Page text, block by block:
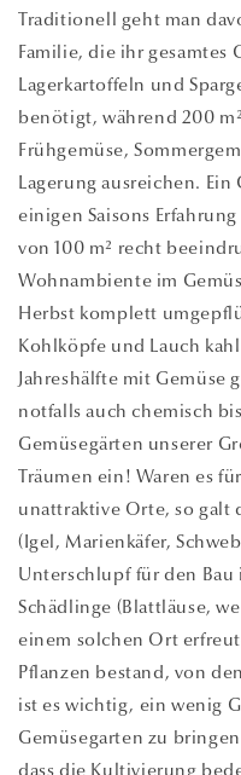
Traditionell geht man
Familie, die ihr gesamtes
Lagerkartoffeln und
benötigt, während 200
Frühgemüse,
Lagerung ausreichen.
einigen Saisons
von 100 m² recht
Wohnambiente im
Herbst komplett
Kohlköpfe und Lauch
Jahreshälfte mit Gemüse
notfalls auch chemisch
Gemüsegärten unserer
Träumen ein! Waren es
unattraktive Orte, so galt
(Igel, Marienkäfer,
Unterschlupf für den Bau
Schädlinge (Blattläuse,
einem solchen Ort
Pflanzen bestand, von
ist es wichtig, ein wenig
Gemüsegarten zu